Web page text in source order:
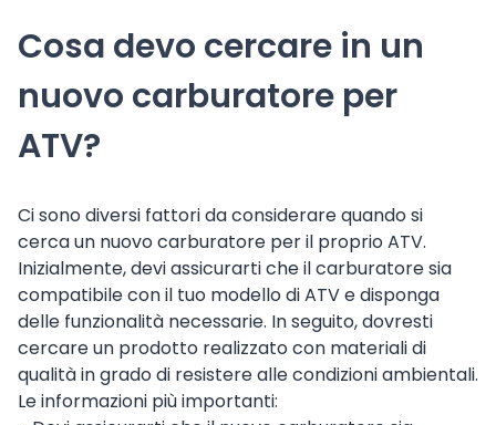
Cosa devo cercare in un
nuovo carburatore per
ATV?
Ci sono diversi fattori da considerare quando si
cerca un nuovo carburatore per il proprio ATV.
Inizialmente, devi assicurarti che il carburatore sia
compatibile con il tuo modello di ATV e disponga
delle funzionalità necessarie. In seguito, dovresti
cercare un prodotto realizzato con materiali di
qualità in grado di resistere alle condizioni ambientali.
Le informazioni più importanti: